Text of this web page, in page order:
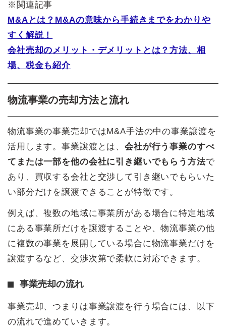
※関連記事
M&Aとは？M&Aの意味から手続きまでをわかりや
すく解説！
会社売却のメリット・デメリットとは？方法、相
場、税金も紹介
物流事業の売却方法と流れ
物流事業の事業売却ではM&A手法の中の事業譲渡を
活用します。事業譲渡とは、会社が行う事業のすべ
てまたは一部を他の会社に引き継いでもらう方法で
あり、買収する会社と交渉して引き継いでもらいた
い部分だけを譲渡できることが特徴です。
例えば、複数の地域に事業所がある場合に特定地域
にある事業所だけを譲渡することや、物流事業の他
に複数の事業を展開している場合に物流事業だけを
譲渡するなど、交渉次第で柔軟に対応できます。
事業売却の流れ
事業売却、つまりは事業譲渡を行う場合には、以下
の流れで進めていきます。